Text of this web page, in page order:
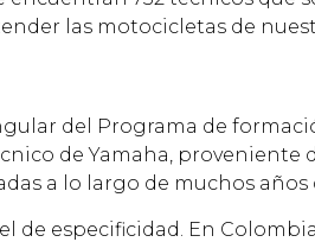
las motocicletas de
del Programa de
de Yamaha, proveniente
a lo largo de muchos
de especificidad. En